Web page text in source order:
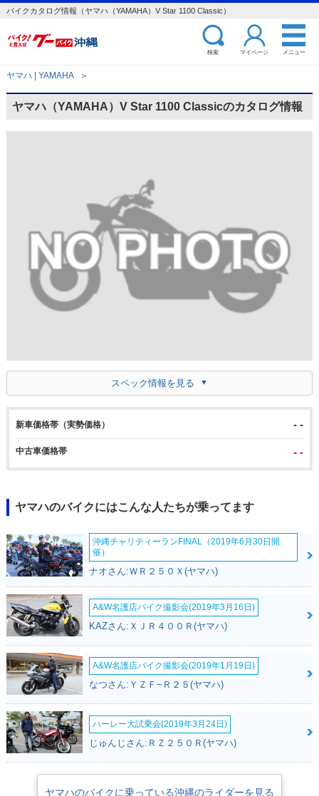
バイクカタログ情報（ヤマハ（YAMAHA）V Star 1100 Classic）
検索 マイページ メニュー
ヤマハ | YAMAHA ＞
ヤマハ（YAMAHA）V Star 1100 Classicのカタログ情報
スペック情報を見る
新車価格帯（実勢価格） - -
中古車価格帯 - -
ヤマハのバイクにはこんな人たちが乗ってます
沖縄チャリティーランFINAL（2019年6月30日開
催）
ナオさん:ＷＲ２５０Ｘ(ヤマハ)
A&W名護店バイク撮影会(2019年3月16日)
KAZさん:ＸＪＲ４００Ｒ(ヤマハ)
A&W名護店バイク撮影会(2019年1月19日)
なつさん:ＹＺＦ−Ｒ２５(ヤマハ)
ハーレー大試乗会(2019年3月24日)
じゅんじさん:ＲＺ２５０Ｒ(ヤマハ)
ヤマハのバイクに乗っている沖縄のライダーを見る